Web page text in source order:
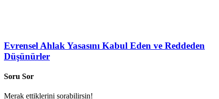
Evrensel Ahlak Yasasını Kabul Eden ve Reddeden
Düşünürler
Soru Sor
Merak ettiklerini sorabilirsin!